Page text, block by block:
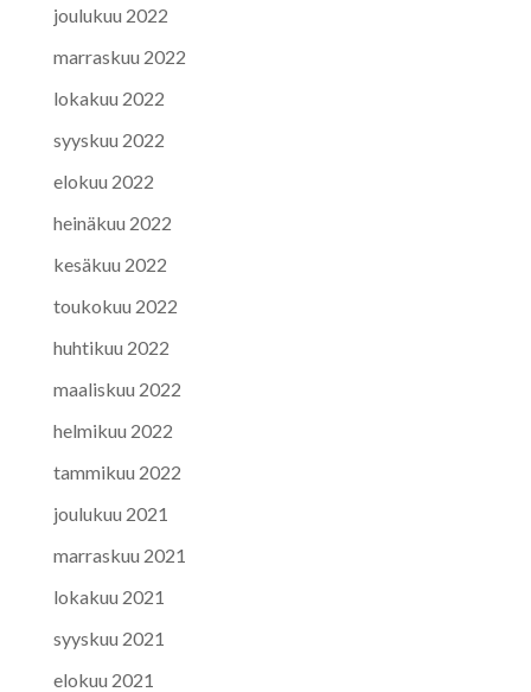
joulukuu 2022
marraskuu 2022
lokakuu 2022
syyskuu 2022
elokuu 2022
heinäkuu 2022
kesäkuu 2022
toukokuu 2022
huhtikuu 2022
maaliskuu 2022
helmikuu 2022
tammikuu 2022
joulukuu 2021
marraskuu 2021
lokakuu 2021
syyskuu 2021
elokuu 2021